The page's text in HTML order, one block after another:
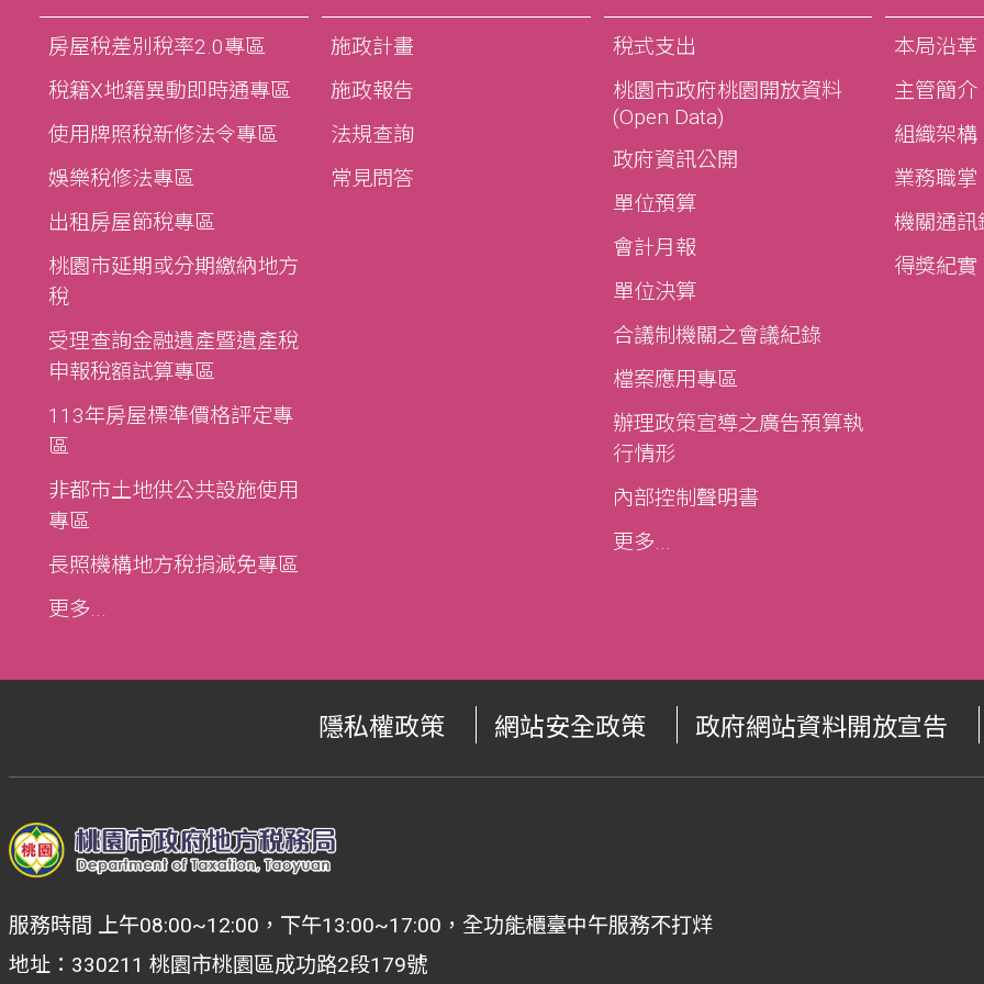
房屋稅差別稅率2.0專區
稅籍X地籍異動即時通專區
使用牌照稅新修法令專區
娛樂稅修法專區
出租房屋節稅專區
桃園市延期或分期繳納地方
稅
受理查詢金融遺產暨遺產稅
申報稅額試算專區
113年房屋標準價格評定專
區
非都市土地供公共設施使用
專區
長照機構地方稅捐減免專區
更多...
施政計畫
施政報告
法規查詢
常見問答
稅式支出
桃園市政府桃園開放資料
(Open Data)
政府資訊公開
單位預算
會計月報
單位決算
合議制機關之會議紀錄
檔案應用專區
辦理政策宣導之廣告預算執
行情形
內部控制聲明書
更多...
本局沿革
主管簡介
組織架構
業務職掌
機關通訊
得獎紀實
隱私權政策 網站安全政策 政府網站資料開放宣告
服務時間 上午08:00~12:00，下午13:00~17:00，全功能櫃臺中午服務不打烊
地址：330211 桃園市桃園區成功路2段179號